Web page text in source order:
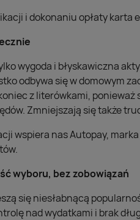
i dokonaniu opłaty karta
wygoda i błyskawiczna
odbywa się w domowym
z literówkami,
Zmniejszają się także
wspiera nas Autopay,
wyboru, bez zobowiązań
się niesłabnącą
nad wydatkami i brak